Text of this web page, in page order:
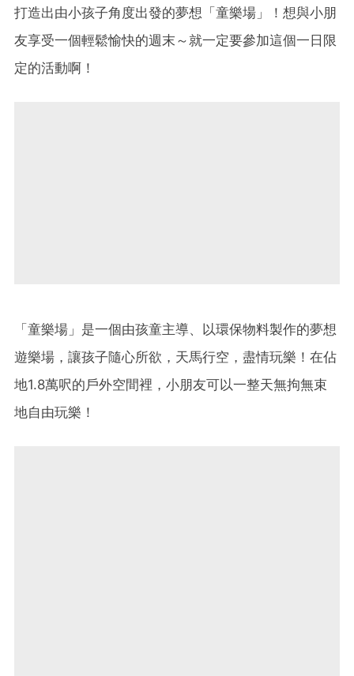
打造出由小孩子角度出發的夢想「童樂場」！想與小朋
友享受一個輕鬆愉快的週末～就一定要參加這個一日限
定的活動啊！
「童樂場」是一個由孩童主導、以環保物料製作的夢想
遊樂場，讓孩子隨心所欲，天馬行空，盡情玩樂！在佔
地1.8萬呎的戶外空間裡，小朋友可以一整天無拘無束
地自由玩樂！